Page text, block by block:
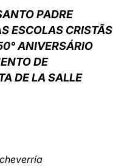
PADRE
ESCOLAS CRISTÃS
ANIVERSÁRIO
DE
DE LA SALLE